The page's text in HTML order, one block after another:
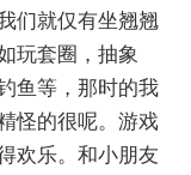
们就仅有坐翘翘
玩套圈，抽象
鱼等，那时的我
怪的很呢。游戏
欢乐。和小朋友